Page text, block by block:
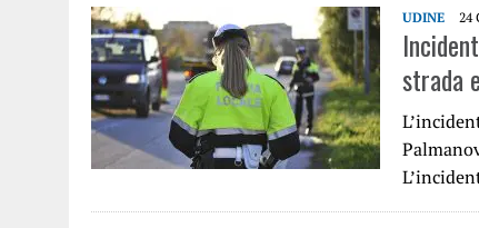
UDINE 24
strada